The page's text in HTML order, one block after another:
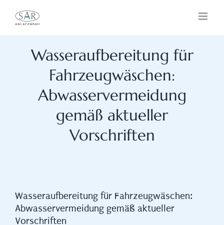
Inhalt
Wasseraufbereitung für
Fahrzeugwäschen:
Abwasservermeidung
gemäß aktueller
Vorschriften
Wasseraufbereitung für Fahrzeugwäschen:
Abwasservermeidung gemäß aktueller
Vorschriften